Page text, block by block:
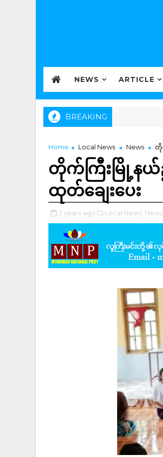
NEWS ARTICLE
BREAKING
Home Local News News တို
တိုက်ကြီးမြို့နယ်၌
ထုတ်ချေးပေး
3 years ago Local News, News,